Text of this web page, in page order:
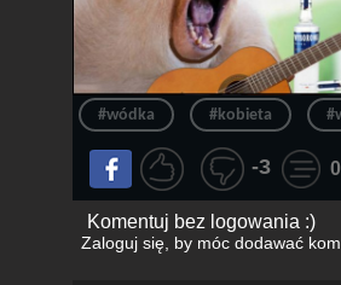
#wódka #kobieta
-3 0
Komentuj bez logowania :)
Zaloguj się, by móc dodawać